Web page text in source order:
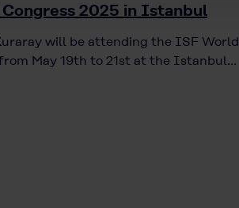
2025 in Istanbul
will be attending the ISF World
May 19th to 21st at the Istanbul…